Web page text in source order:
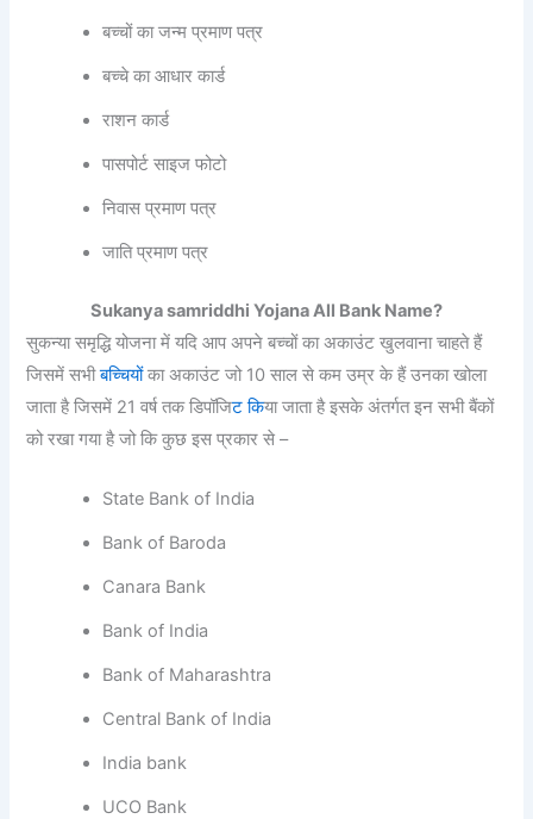
बच्चों का जन्म प्रमाण पत्र
बच्चे का आधार कार्ड
राशन कार्ड
पासपोर्ट साइज फोटो
निवास प्रमाण पत्र
जाति प्रमाण पत्र
Sukanya samriddhi Yojana All Bank Name?
सुकन्या समृद्धि योजना में यदि आप अपने बच्चों का अकाउंट खुलवाना चाहते हैं
जिसमें सभीबच्चियोंका अकाउंट जो 10 साल से कम उम्र के हैं उनका खोला
जाता है जिसमें 21 वर्ष तक डिपॉजिट किया जाता है इसके अंतर्गत इन सभी बैंकों
को रखा गया है जो कि कुछ इस प्रकार से –
State Bank of India
Bank of Baroda
Canara Bank
Bank of India
Bank of Maharashtra
Central Bank of India
India bank
UCO Bank